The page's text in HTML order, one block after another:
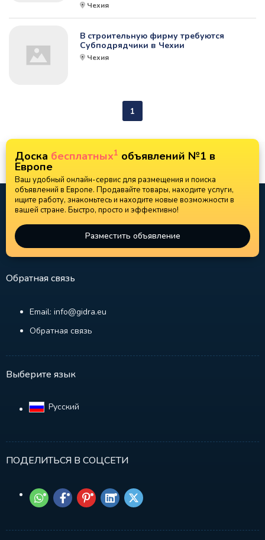
Чехия
В строительную фирму требуются
Субподрядчики в Чехии
Чехия
1
Доска бесплатных1 объявлений №1 в
Европе
Ваш удобный онлайн-сервис для размещения и поиска
объявлений в Европе. Продавайте товары, находите услуги,
ищите работу, знакомьтесь и находите новые возможности в
вашей стране. Быстро, просто и эффективно!
Разместить объявление
Обратная связь
Email: info@gidra.eu
Обратная связь
Выберите язык
Русский‎
ПОДЕЛИТЬСЯ В СОЦСЕТИ